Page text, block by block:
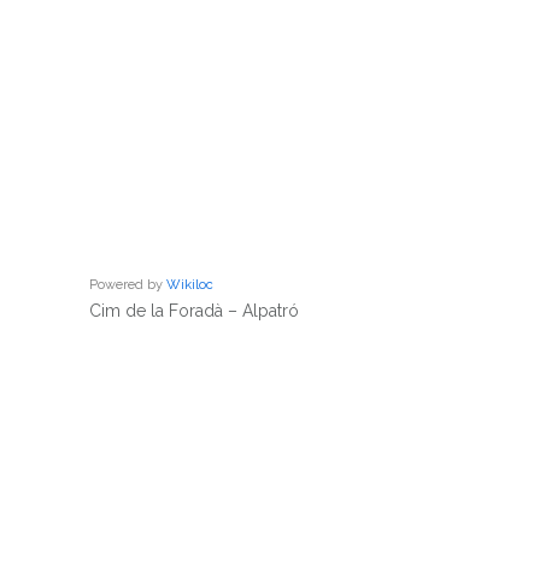
Powered by Wikiloc
Cim de la Foradà – Alpatró